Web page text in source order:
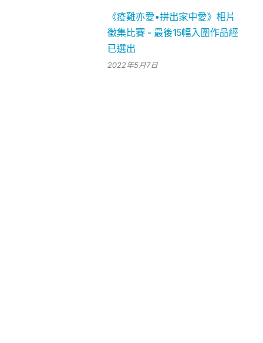
《疫難亦愛•拼出家中愛》相片
徵集比賽 - 最後15幅入圍作品經
已選出
2022年5月7日